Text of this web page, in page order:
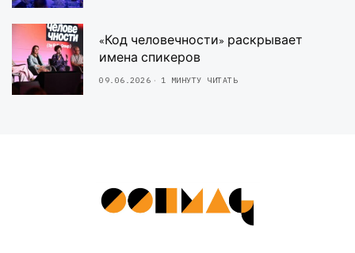
«Код человечности» раскрывает
имена спикеров
09.06.2026 1 МИНУТУ ЧИТАТЬ